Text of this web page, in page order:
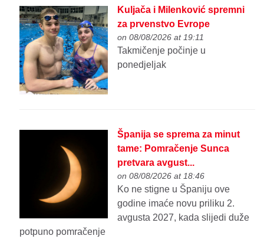
Kuljača i Milenković spremni
za prvenstvo Evrope
on 08/08/2026 at 19:11
Takmičenje počinje u
ponedjeljak
Španija se sprema za minut
tame: Pomračenje Sunca
pretvara avgust...
on 08/08/2026 at 18:46
Ko ne stigne u Španiju ove
godine imaće novu priliku 2.
avgusta 2027, kada slijedi duže
potpuno pomračenje